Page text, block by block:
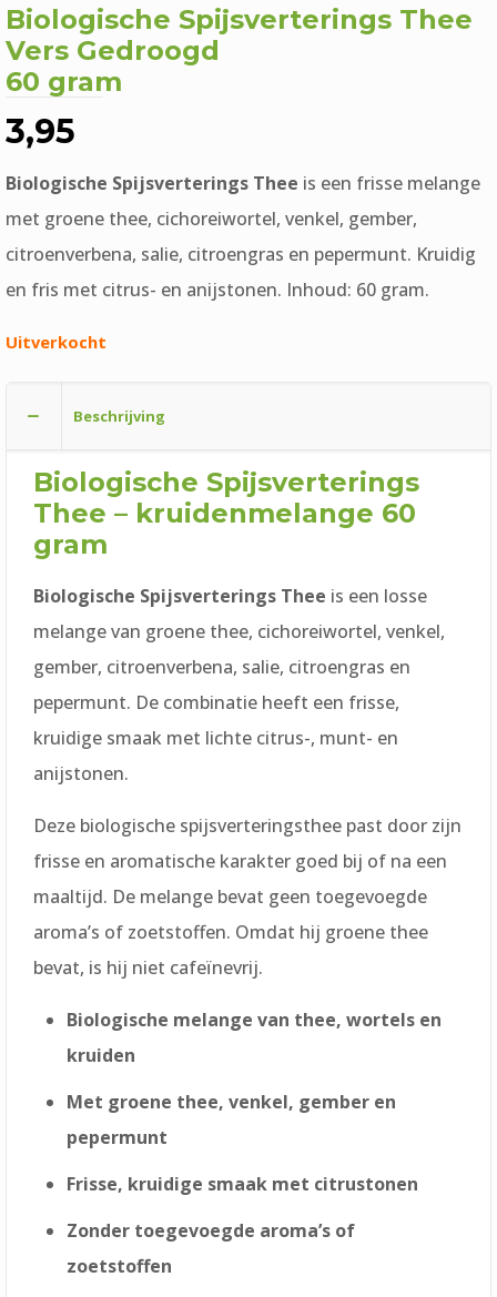
Biologische Spijsverterings Thee
Vers Gedroogd
60 gram
3,95
Biologische Spijsverterings Thee is een frisse melange
met groene thee, cichoreiwortel, venkel, gember,
citroenverbena, salie, citroengras en pepermunt. Kruidig
en fris met citrus- en anijstonen. Inhoud: 60 gram.
Uitverkocht
Beschrijving
Biologische Spijsverterings
Thee – kruidenmelange 60
gram
Biologische Spijsverterings Thee is een losse
melange van groene thee, cichoreiwortel, venkel,
gember, citroenverbena, salie, citroengras en
pepermunt. De combinatie heeft een frisse,
kruidige smaak met lichte citrus-, munt- en
anijstonen.
Deze biologische spijsverteringsthee past door zijn
frisse en aromatische karakter goed bij of na een
maaltijd. De melange bevat geen toegevoegde
aroma’s of zoetstoffen. Omdat hij groene thee
bevat, is hij niet cafeïnevrij.
Biologische melange van thee, wortels en
kruiden
Met groene thee, venkel, gember en
pepermunt
Frisse, kruidige smaak met citrustonen
Zonder toegevoegde aroma’s of
zoetstoffen